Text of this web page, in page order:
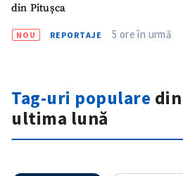
din Pitușca
NOU REPORTAJE 5 ore în urmă
Tag-uri populare din
ultima lună